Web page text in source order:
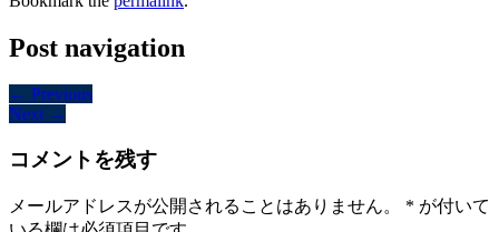
Post navigation
← Previous
Next →
コメントを残す
メールアドレスが公開されることはありません。 * が付いて